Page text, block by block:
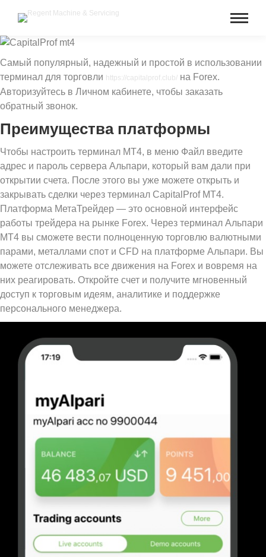
Самый популярный, надежный и простой в использовании
терминал для торговли https://capitalprof.club/ на Forex.
Авторизуйтесь в Личном кабинете, чтобы заказать
обратный звонок.
Преимущества платформы
Чтобы настроить терминал MT4, в меню Файл введите
адрес и пароль сервера Альпари, который вам дали при
открытии счета. После этого вы уже можете открыть и
закрывать сделки через терминал CapitalProf MT4.
Платформа МетаТрейдер — это основной интерфейс
работы трейдера на рынке Forex. Через терминал Альпари
МТ4 вы сможете вести полноценную торговлю валютными
парами, металлами спот и CFD на платформе Альпари. Вы
можете отслеживать все движения на Forex и вовремя на
них реагировать. Откройте счет и получите мгновенный
доступ к торговым идеям, аналитике и поддержке
персонального менеджера.